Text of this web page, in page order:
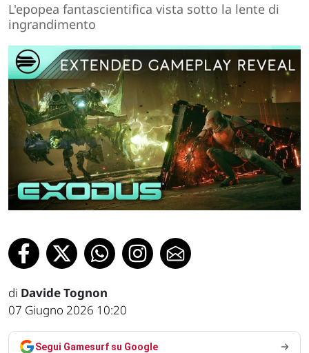
L'epopea fantascientifica vista sotto la lente di
ingrandimento
di Davide Tognon
07 Giugno 2026 10:20
Segui Gamesurf su Google